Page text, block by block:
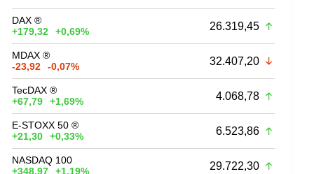
DAX ®
+179,32
+0,69% 26.319,45
MDAX ®
-23,92
-0,07% 32.407,20
TecDAX ®
+67,79
+1,69% 4.068,78
E-STOXX 50 ®
+21,30
+0,33% 6.523,86
NASDAQ 100
+348,97
+1,19% 29.722,30